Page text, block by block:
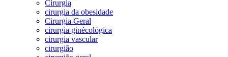
Cirurgia
cirurgia da obesidade
Cirurgia Geral
cirurgia ginécológica
cirurgia vascular
cirurgião